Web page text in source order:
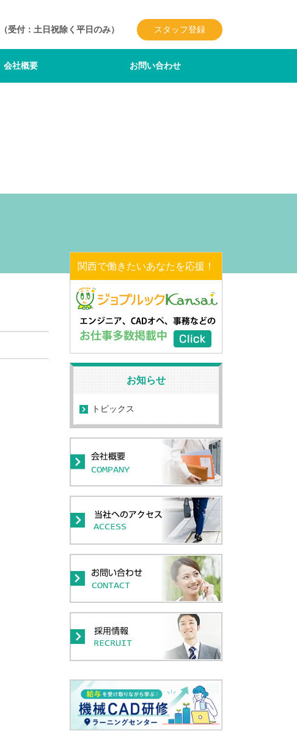
（受付：土日祝除く平日のみ） スタッフ登録
会社概要 お問い合わせ
関西で働きたいあなたを応援！
お知らせ
トピックス